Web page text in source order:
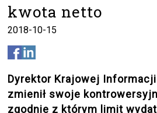
kwota netto
2018-10-15
Dyrektor Krajowej
zmienił swoje
zgodnie z którym limit